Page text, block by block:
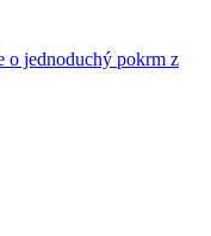
o jednoduchý pokrm z